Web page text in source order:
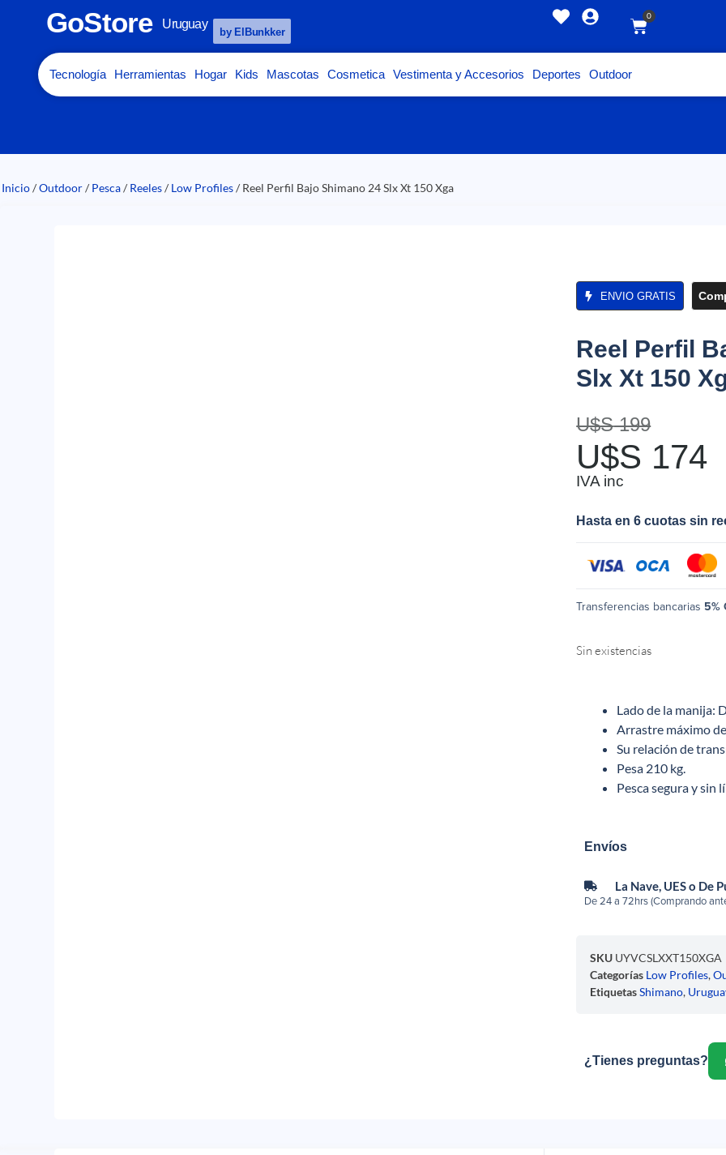
GoStore Uruguay
by ElBunkker
0
Tecnología Herramientas Hogar Kids Mascotas Cosmetica Vestimenta y Accesorios Deportes Outdoor
Inicio/Outdoor/ Pesca/ Reeles/ Low Profiles/ Reel Perfil Bajo Shimano 24 Slx Xt 150 Xga
ENVIO GRATIS
Reel Perfil
Slx Xt 150
U$S199
U$S 174
IVA inc
Hasta en 6 cuotas sin
Transferencias bancarias 5%
Sin existencias
Lado de la manija:
Arrastre máximo
Su relación de
Pesa 210 kg.
Pesca segura y sin
Envíos
La Nave, UES o De
De 24 a 72hrs (Comprando
SKU UYVCSLXXT150XGA
Categorías Low Profiles,
EtiquetasShimano,
¿Tienes preguntas?